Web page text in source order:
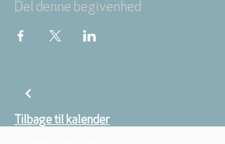
Del denne begivenhed
Tilbage til kalender